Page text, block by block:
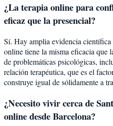
¿La terapia online para
eficaz que la presencial?
Sí. Hay amplia evidencia científica
online tiene la misma eficacia que
de problemáticas psicológicas,
relación terapéutica, que es el
construye igual de sólidamente a
¿Necesito vivir cerca de
online desde Barcelona?